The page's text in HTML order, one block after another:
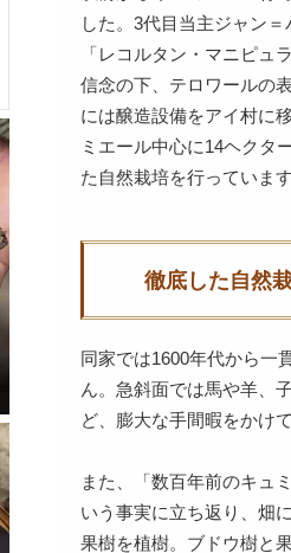
した。3代目当主ジャン
「レコルタン・マニピュ
信念の下、テロワールの
には醸造設備をアイ村に
ミエール中心に14ヘクタ
た自然栽培を行っていま
徹底した自然
同家では1600年代から一
ん。急斜面では馬や羊、
ど、膨大な手間暇をかけ
また、「数百年前のキュ
いう事実に立ち返り、畑
果樹を植樹。ブドウ樹と